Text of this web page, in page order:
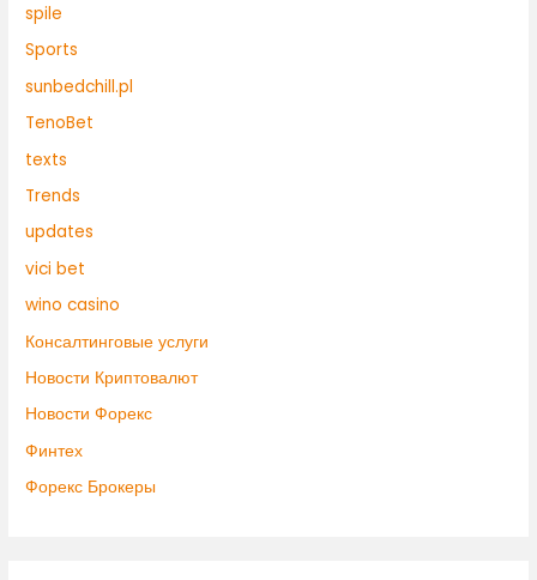
spile
Sports
sunbedchill.pl
TenoBet
texts
Trends
updates
vici bet
wino casino
Консалтинговые услуги
Новости Криптовалют
Новости Форекс
Финтех
Форекс Брокеры